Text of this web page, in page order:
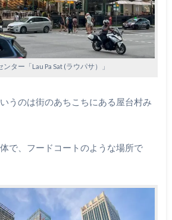
ター「Lau Pa Sat (ラウパサ）」
うのは街のあちこちにある屋台村み
で、フードコートのような場所で